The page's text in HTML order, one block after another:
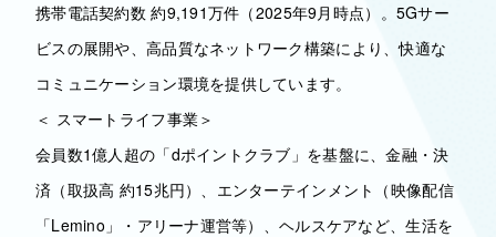
携帯電話契約数 約9,191万件（2025年9月時点）。5Gサー
ビスの展開や、高品質なネットワーク構築により、快適な
コミュニケーション環境を提供しています。
＜ スマートライフ事業＞
会員数1億人超の「dポイントクラブ」を基盤に、金融・決
済（取扱高 約15兆円）、エンターテインメント（映像配信
「Lemino」・アリーナ運営等）、ヘルスケアなど、生活を